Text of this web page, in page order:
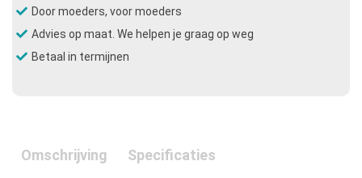
Door moeders, voor moeders
Advies op maat. We helpen je graag op weg
Betaal in termijnen
Omschrijving Specificaties